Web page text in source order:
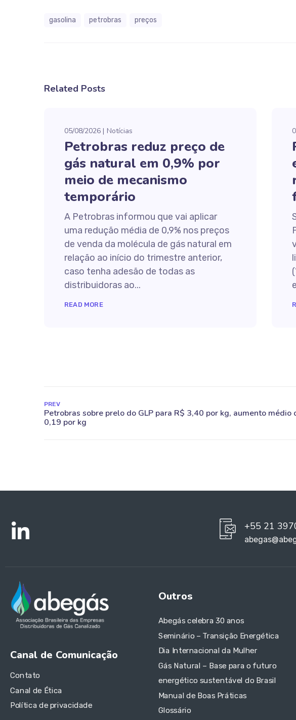
gasolina petrobras preços
Related Posts
05/08/2026 Notícias
Petrobras reduz preço de
gás natural em 0,9% por
meio de mecanismo
temporário
A Petrobras informou que vai aplicar
uma redução média de 0,9% nos preços
de venda da molécula de gás natural em
relação ao início do trimestre anterior,
caso tenha adesão de todas as
distribuidoras ao...
READ MORE
PREV
+55 21
Canal de Comunicação
Contato
Canal de Ética
Política de privacidade
Outros
Abegás celebra 30 anos
Seminário – Transição Energética
Dia Internacional da Mulher
Gás Natural – Base para o futuro
energético sustentável do Brasil
Manual de Boas Práticas
Glossário